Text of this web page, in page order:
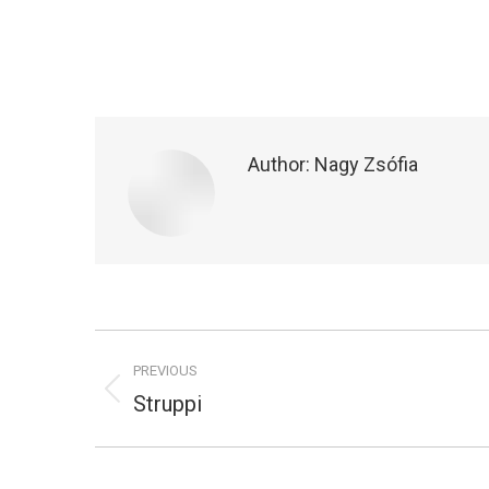
Author: Nagy Zsófia
navigation
PREVIOUS
Previous
Struppi